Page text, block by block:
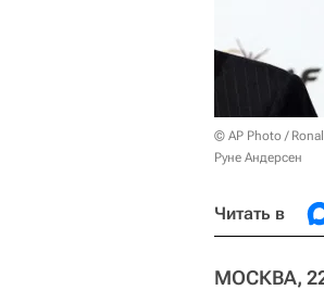
© AP Photo /
Руне Андерсен
Читать в
МОСКВА,